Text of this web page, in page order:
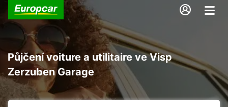
Půjčení voiture a utilitaire ve Visp
Zerzuben Garage